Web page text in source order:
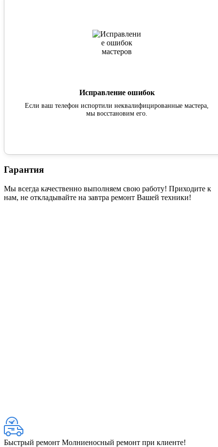
Исправление ошибок
Если ваш телефон испортили неквалифицированные мастера,
мы восстановим его.
Гарантия
Мы всегда качественно выполняем свою работу! Приходите к
нам, не откладывайте на завтра ремонт Вашей техники!
Быстрый ремонт Молниеносный ремонт при клиенте!